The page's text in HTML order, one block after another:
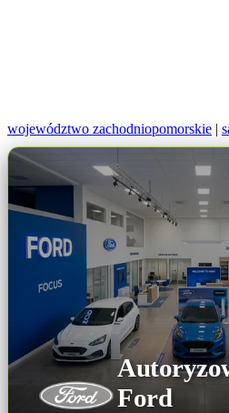
województwo zachodniopomorskie |
Ford